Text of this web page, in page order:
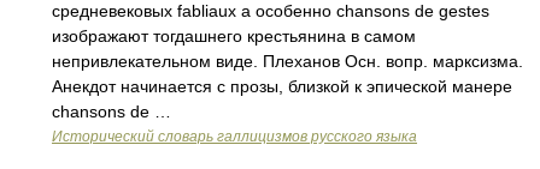
средневековых fabliaux а особенно chansons de gestes
изображают тогдашнего крестьянина в самом
непривлекательном виде. Плеханов Осн. вопр. марксизма.
Анекдот начинается с прозы, близкой к эпической манере
chansons de …
Исторический словарь галлицизмов русского языка